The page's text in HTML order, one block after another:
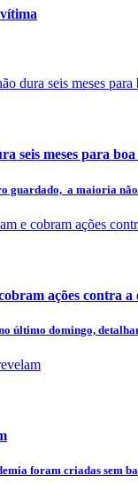
seis meses para
a maioria não
ações contra a
último domingo,
foram criadas sem